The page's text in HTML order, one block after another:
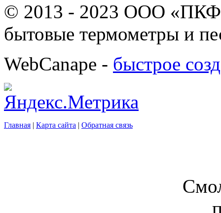
© 2013 - 2023 ООО «ПКФ
бытовые термометры и
WebCanape - быстрое
Главная | Карта сайта | Обратная связь